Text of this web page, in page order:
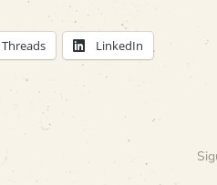
Threads LinkedIn